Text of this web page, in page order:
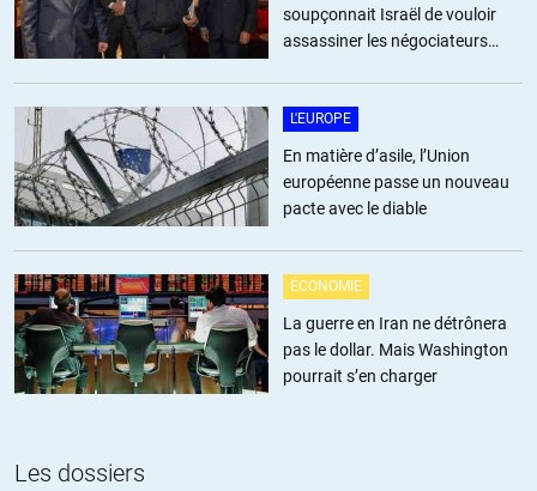
Raoul// 23.12.2016 à 10h36
Ah les pétitions ! Avec Internet, on pétitionne désormais pour un oui
ou pour un non. Contre le Brexit, contre l’élection de Trump, contre ce
qui se passe à Alep (à Mossoul ou au Yémen, on s’en bat l’œil). Ceci
étant, j’ai moi-même signé quelques pétitions, soit pour réveiller les
« autorités » un peu somnolentes sur certains sujets, soit pour
protester contre certains décisions iniques, soit pour apporter un
soutien moral à des victimes. Mais cette pétition pour Alep est tout
simplement ridicule (des millions de vidéos, vraiment ?).
Je suggère qu’au lieu de faire une pétition pour arrêter le massacre à
Alep, on fasse une pétition contre la guerre afin de demander que les
pays, dont il est prouvé qu’ils ont bombardé d’autres pays, soient mis
au ban de l’humanité. Avec effet rétroactif sur les quinze dernières
soupçonnait Israël de vouloir
assassiner les négociateurs
L'EUROPE
En matière d’asile, l’Union
européenne passe un nouveau
pacte avec le diable
ÉCONOMIE
La guerre en Iran ne détrônera
pas le dollar. Mais Washington
pourrait s’en charger
Les dossiers